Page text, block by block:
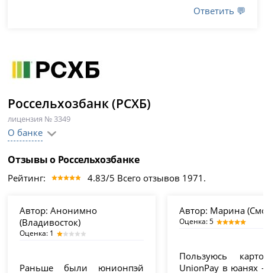
Ответить 💬
Россельхозбанк (РСХБ)
лицензия № 3349
О банке
Отзывы о Россельхозбанке
Рейтинг: 4.83/5 Всего отзывов 1971.
Автор: Анонимно
(Владивосток)
Оценка: 1
Раньше были юнионпэй
Автор: Марина
Оценка: 5
Пользуюсь
UnionPay в юанях